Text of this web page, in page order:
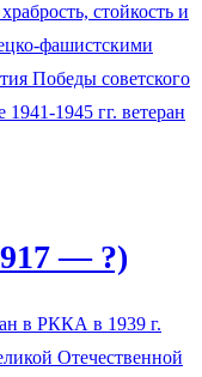
стойкость и
фашистскими
Победы советского
1945 гг. ветеран
— ?)
в РККА в 1939 г.
Отечественной